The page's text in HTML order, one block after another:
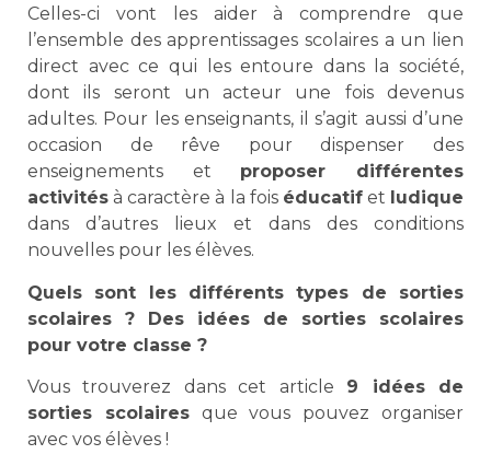
Celles-ci vont les aider à comprendre que
l’ensemble des apprentissages scolaires a un lien
direct avec ce qui les entoure dans la société,
dont ils seront un acteur une fois devenus
adultes. Pour les enseignants, il s’agit aussi d’une
occasion de rêve pour dispenser des
enseignements et proposer différentes
activités à caractère à la fois éducatifet ludique
dans d’autres lieux et dans des conditions
nouvelles pour les élèves.
Quels sont les différents types de sorties
scolaires ? Des idées de sorties scolaires
pour votre classe ?
Vous trouverez dans cet article 9 idées de
sorties scolairesque vous pouvez organiser
avec vos élèves !